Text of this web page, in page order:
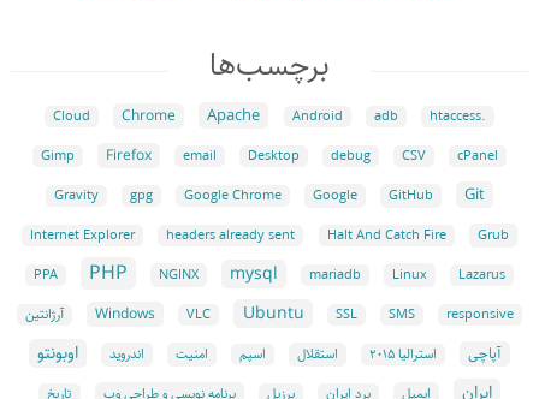
برچسب‌ها
.htaccess
adb
Android
Apache
Chrome
Cloud
cPanel
CSV
debug
Desktop
email
Firefox
Gimp
Git
GitHub
Google
Google Chrome
gpg
Gravity
Grub
Halt And Catch Fire
headers already sent
Internet Explorer
Lazarus
Linux
mariadb
mysql
NGINX
PHP
PPA
responsive
SMS
SSL
Ubuntu
VLC
Windows آرژانتین
آپاچی استرالیا ۲۰۱۵ استقلال اسپم امنیت اندروید
اوبونتو
ایران
ایمیل برد ایران برزیل برنامه نویسی و طراحی وب
تاریخ